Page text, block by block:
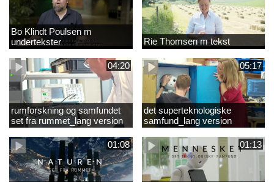
Bo Klindt Poulsen m
undertekster
Rie Thomsen m tekst
04:20
rumforskning og samfundet
set fra rummet_lang version
05:17
det superteknologiske
samfund_lang version
01:08 01:13